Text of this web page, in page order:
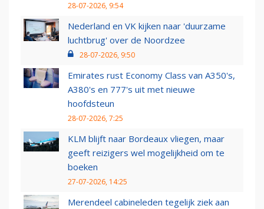
28-07-2026, 9:54
Nederland en VK kijken naar 'duurzame
luchtbrug' over de Noordzee
28-07-2026, 9:50
Emirates rust Economy Class van A350's,
A380's en 777's uit met nieuwe
hoofdsteun
28-07-2026, 7:25
KLM blijft naar Bordeaux vliegen, maar
geeft reizigers wel mogelijkheid om te
boeken
27-07-2026, 14:25
Merendeel cabineleden tegelijk ziek aan